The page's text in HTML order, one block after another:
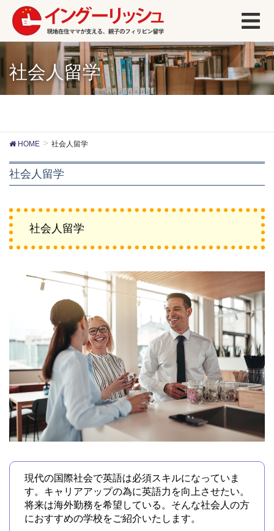
社会人留学
HOME 社会人留学
社会人留学
社会人留学
現代の国際社会で英語は必須スキルになっていま
す。キャリアアップの為に英語力を向上させたい。
将来は海外勤務を希望している。そんな社会人の方
におすすめの学校をご紹介いたします。